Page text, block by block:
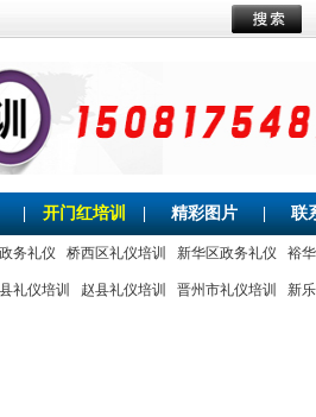
开门红培训 精彩图片 联
务礼仪 桥西区礼仪培训 新华区政务礼仪 裕
礼仪培训 赵县礼仪培训 晋州市礼仪培训 新